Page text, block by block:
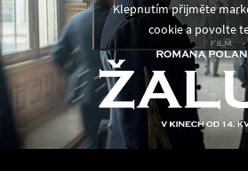
Klepnutím přijměte
cookie a povolte